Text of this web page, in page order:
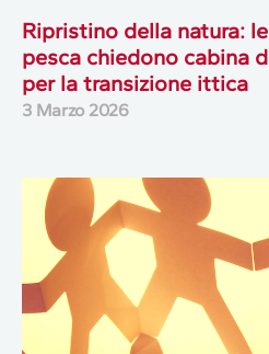
Ripristino della natura:
pesca chiedono cabina
per la transizione ittica
3 Marzo 2026